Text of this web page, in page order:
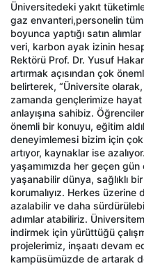
Üniversitedeki yakıt
gaz envanteri,personelin
boyunca yaptığı satın
veri, karbon ayak izinin
Rektörü Prof. Dr. Yusuf
artırmak açısından çok
belirterek, “Üniversite
zamanda gençlerimize
anlayışına sahibiz.
önemli bir konuyu, eğitim
deneyimlemesi bizim için
artıyor, kaynaklar ise
yaşamımızda her geçen
yaşanabilir dünya, sağlıklı
korumalıyız. Herkes
azalabilir ve daha
adımlar atabiliriz.
indirmek için yürüttüğü
projelerimiz, inşaatı devam
kampüsümüzde de artarak